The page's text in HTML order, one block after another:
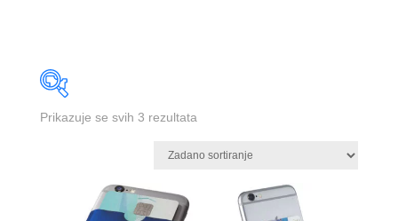
Prikazuje se svih 3 rezultata